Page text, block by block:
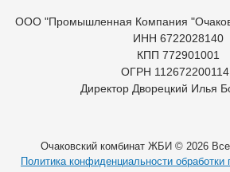
ООО "Промышленная Компания
ИНН 6722028140
КПП 772901001
ОГРН
Директор Дворецкий Илья
Очаковский комбинат ЖБИ © 2026
Политика конфиденциальности